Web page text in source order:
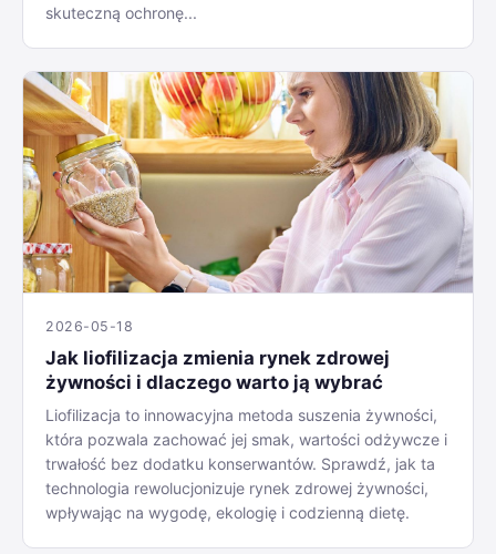
skuteczną ochronę...
2026-05-18
Jak liofilizacja zmienia rynek zdrowej
żywności i dlaczego warto ją wybrać
Liofilizacja to innowacyjna metoda suszenia żywności,
która pozwala zachować jej smak, wartości odżywcze i
trwałość bez dodatku konserwantów. Sprawdź, jak ta
technologia rewolucjonizuje rynek zdrowej żywności,
wpływając na wygodę, ekologię i codzienną dietę.